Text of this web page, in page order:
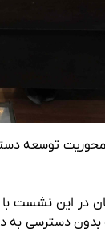
توسعه
این نشست با
بدون دسترسی به